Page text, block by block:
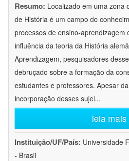
Resumo: Localizado em uma zona
de História é um campo do
processos de ensino-aprendizagem
influência da teoria da História
Aprendizagem, pesquisadores
debruçado sobre a formação da
estudantes e professores. Apesar
incorporação desses sujei...
leia mais
Instituição/UF/País: Universidade
- Brasil